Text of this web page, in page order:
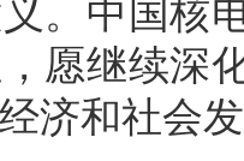
。中国核
愿继续深
济和社会